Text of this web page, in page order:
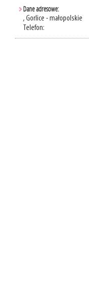
Dane adresowe:
, Gorlice - małopolskie
Telefon: